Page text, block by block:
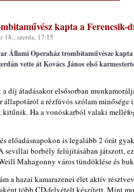
kapta a Ferencsik-
18., szerda, 17:15
Állami Operaház trombitaművésze
vette át Kovács János első
díj átadásakor elsősorban
állapotáról a rézfúvós szólam
Ha a vonóskarból valaki
előadásnapokon is legalább 2 órát
sevillai borbély felújításában játszott,
Mahagonny város tündöklése és
a hazai kamarazenei élet aktív
több CD-felvételt készített. Mint